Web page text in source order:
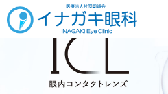
イナガキ眼科